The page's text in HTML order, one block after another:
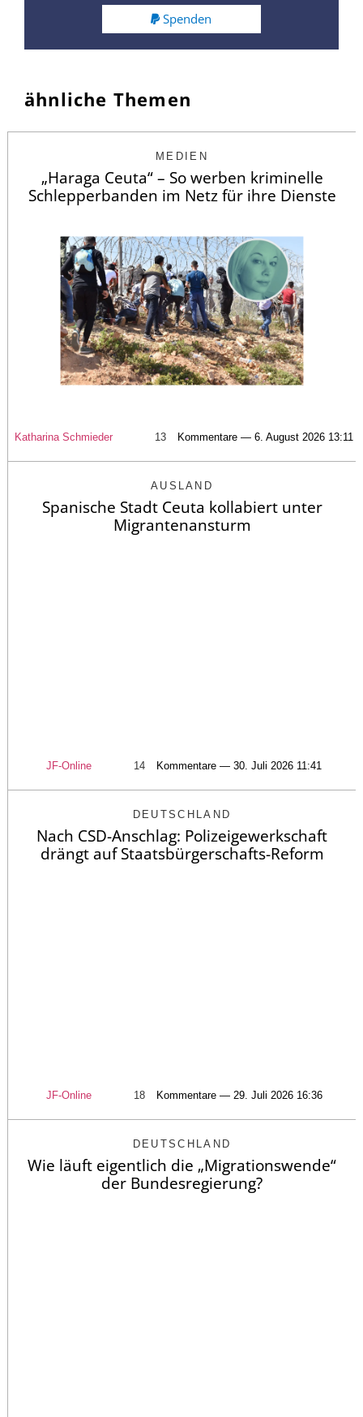
Spenden
ähnliche Themen
MEDIEN
„Haraga Ceuta“ – So werben kriminelle
Schlepperbanden im Netz für ihre Dienste
Katharina Schmieder 13 Kommentare — 6. August 2026 13:11
AUSLAND
Spanische Stadt Ceuta kollabiert unter
Migrantenansturm
JF-Online 14 Kommentare — 30. Juli 2026 11:41
DEUTSCHLAND
Nach CSD-Anschlag: Polizeigewerkschaft
drängt auf Staatsbürgerschafts-Reform
JF-Online 18 Kommentare — 29. Juli 2026 16:36
DEUTSCHLAND
Wie läuft eigentlich die „Migrationswende“
der Bundesregierung?